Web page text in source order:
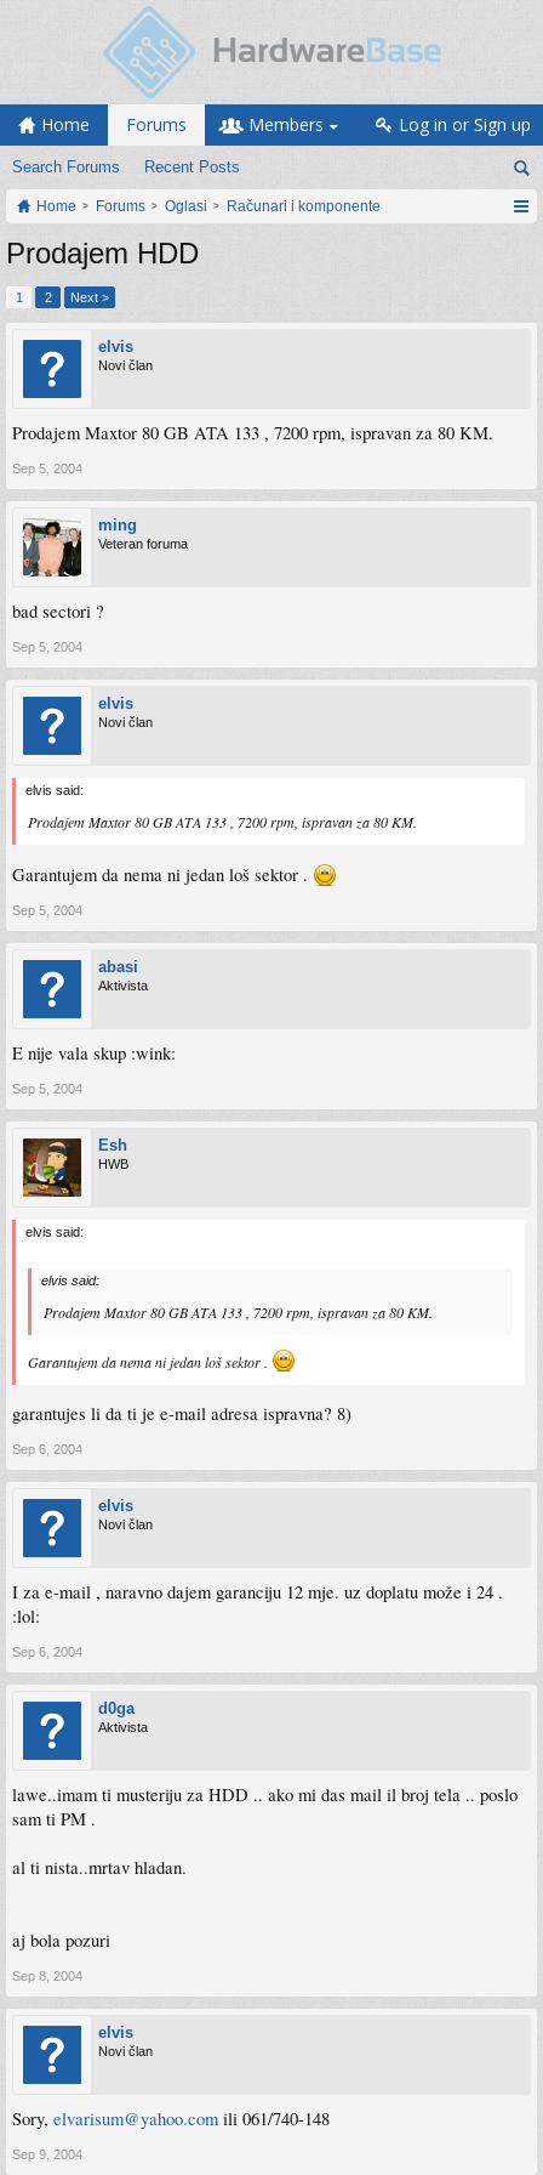
Home Forums
Search Forums Recent Posts
Members Log in or Sign up
Home Forums Oglasi Računari i komponente
Prodajem HDD
1 2 Next >
elvis
Novi član
Prodajem Maxtor 80 GB ATA 133 , 7200 rpm, ispravan za 80 KM.
Sep 5, 2004
ming
Veteran foruma
bad sectori ?
Sep 5, 2004
elvis
Novi član
elvis said:
Prodajem Maxtor 80 GB ATA 133 , 7200 rpm, ispravan za 80 KM.
Garantujem da nema ni jedan loš sektor .
Sep 5, 2004
abasi
Aktivista
E nije vala skup :wink:
Sep 5, 2004
Esh
HWB
elvis said:
elvis said:
Prodajem Maxtor 80 GB ATA 133 , 7200 rpm, ispravan za 80 KM.
Garantujem da nema ni jedan loš sektor .
garantujes li da ti je e-mail adresa ispravna? 8)
Sep 6, 2004
elvis
Novi član
I za e-mail , naravno dajem garanciju 12 mje. uz doplatu može i 24 .
:lol:
Sep 6, 2004
d0ga
Aktivista
lawe..imam ti musteriju za HDD .. ako mi das mail il broj tela .. poslo
sam ti PM .
al ti nista..mrtav hladan.
aj bola pozuri
Sep 8, 2004
elvis
Novi član
Sory, elvarisum@yahoo.com ili 061/740-148
Sep 9, 2004